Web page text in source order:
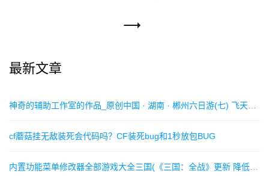
最新文章
cf蘑菇挂无敌装死会代码吗？CF装死bug和1秒放包BUG